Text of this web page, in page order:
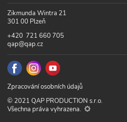
Zikmunda Wintra 21
301 00 Plzeň
+420 721 660 705
qap@qap.cz
Zpracování osobních údajů
© 2021 QAP PRODUCTION s.r.o.
Všechna práva vyhrazena.